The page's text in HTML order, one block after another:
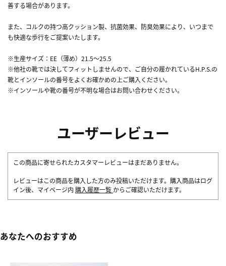
善する場合があります。
また、コルクの持つ高クッション製、抗菌効果、防臭効果により、いつまで
も快適な歩行をご提案いたします。
※生産サイズ：EE（薄め）21.5～25.5
※他社の靴では決してフィットしませんので、ご自分の履かれているH.P.S.の
靴とインソールの番号をよくお確かめの上ご購入ください。
※インソールや靴の番号が不明な場合はお問い合わせください。
ユーザーレビュー
この商品に寄せられたカスタマーレビューはまだありません。
レビューはこの商品を購入した方のみ投稿いただけます。購入商品はログ
イン後、マイページ内 購入履歴一覧 からご確認いただけます。
あなたへのおすすめ